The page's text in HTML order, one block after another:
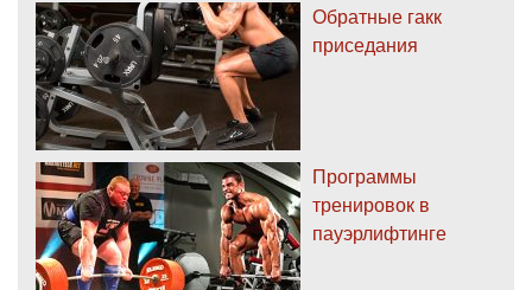
Обратные гакк
приседания
Программы
тренировок в
пауэрлифтинге